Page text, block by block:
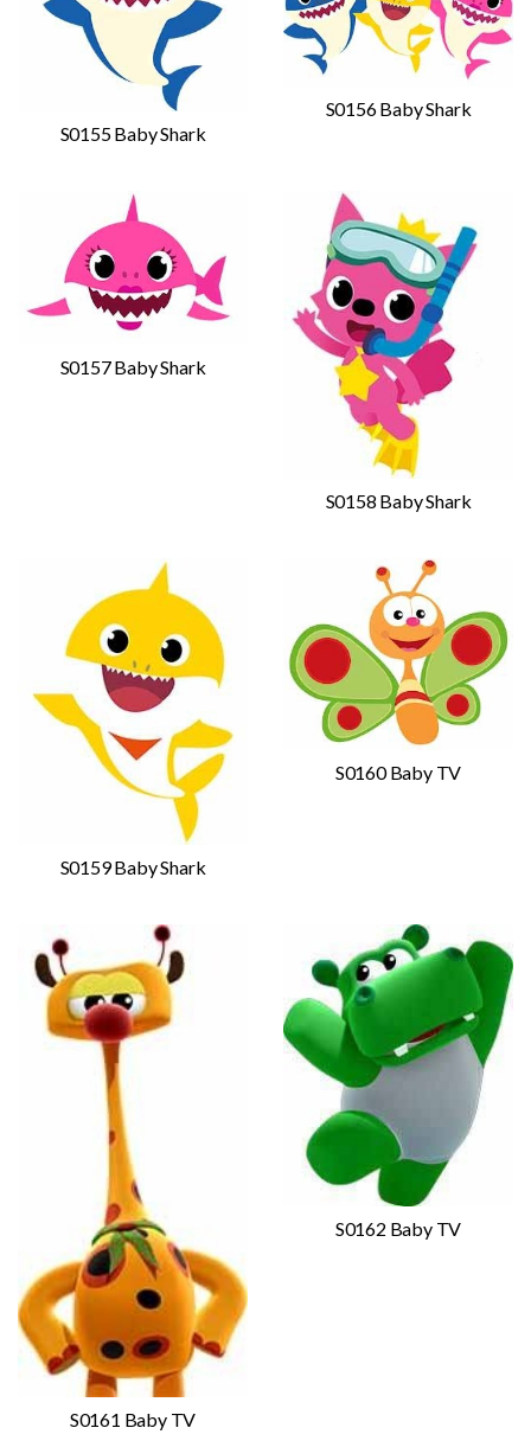
S0155 Baby Shark
S0156 Baby Shark
S0157 Baby Shark
S0158 Baby Shark
S0159 Baby Shark
S0160 Baby TV
S0161 Baby TV
S0162 Baby TV